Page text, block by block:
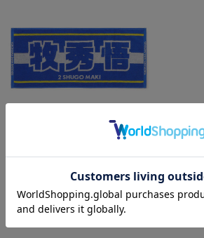
¥2,200(税込)
1